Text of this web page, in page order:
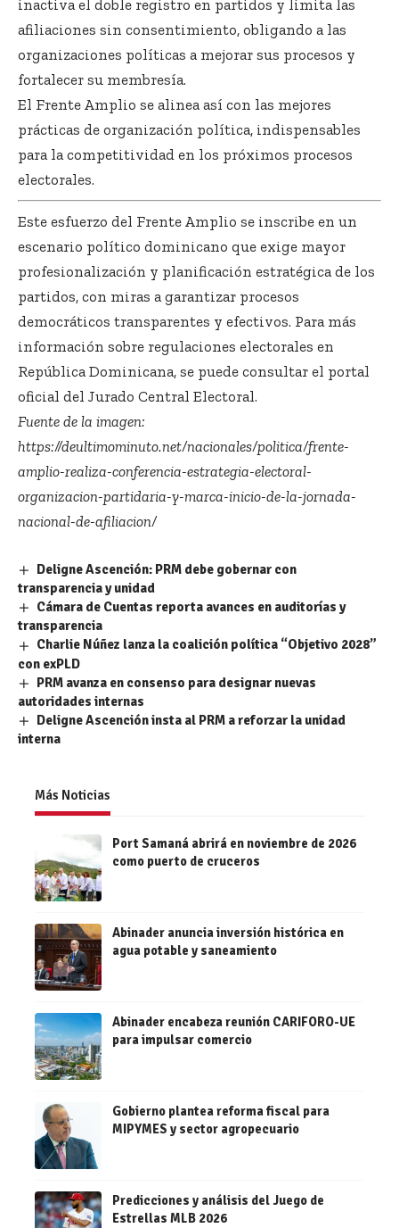
inactiva el doble registro en partidos y limita las
afiliaciones sin consentimiento, obligando a las
organizaciones políticas a mejorar sus procesos y
fortalecer su membresía.
El Frente Amplio se alinea así con las mejores
prácticas de organización política, indispensables
para la competitividad en los próximos procesos
electorales.
Este esfuerzo del Frente Amplio se inscribe en un
escenario político dominicano que exige mayor
profesionalización y planificación estratégica de los
partidos, con miras a garantizar procesos
democráticos transparentes y efectivos. Para más
información sobre regulaciones electorales en
República Dominicana, se puede consultar el portal
oficial del Jurado Central Electoral.
Fuente de la imagen:
https://deultimominuto.net/nacionales/politica/frente-
amplio-realiza-conferencia-estrategia-electoral-
organizacion-partidaria-y-marca-inicio-de-la-jornada-
nacional-de-afiliacion/
Deligne Ascención: PRM debe gobernar con
transparencia y unidad
Cámara de Cuentas reporta avances en auditorías y
transparencia
Charlie Núñez lanza la coalición política “Objetivo 2028”
con exPLD
PRM avanza en consenso para designar nuevas
autoridades internas
Deligne Ascención insta al PRM a reforzar la unidad
interna
Más Noticias
Port Samaná abrirá en noviembre de 2026
como puerto de cruceros
Abinader anuncia inversión histórica en
agua potable y saneamiento
Abinader encabeza reunión CARIFORO-UE
para impulsar comercio
Gobierno plantea reforma fiscal para
MIPYMES y sector agropecuario
Predicciones y análisis del Juego de
Estrellas MLB 2026